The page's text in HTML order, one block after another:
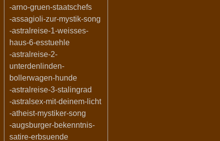
-arno-gruen-staatschefs
-assagioli-zur-mystik-song
-astralreise-1-weisses-
haus-6-esstuehle
-astralreise-2-
unterdenlinden-
bollerwagen-hunde
-astralreise-3-stalingrad
-astralsex-mit-deinem-licht
-atheist-mystiker-song
-augsburger-bekenntnis-
satire-erbsuende